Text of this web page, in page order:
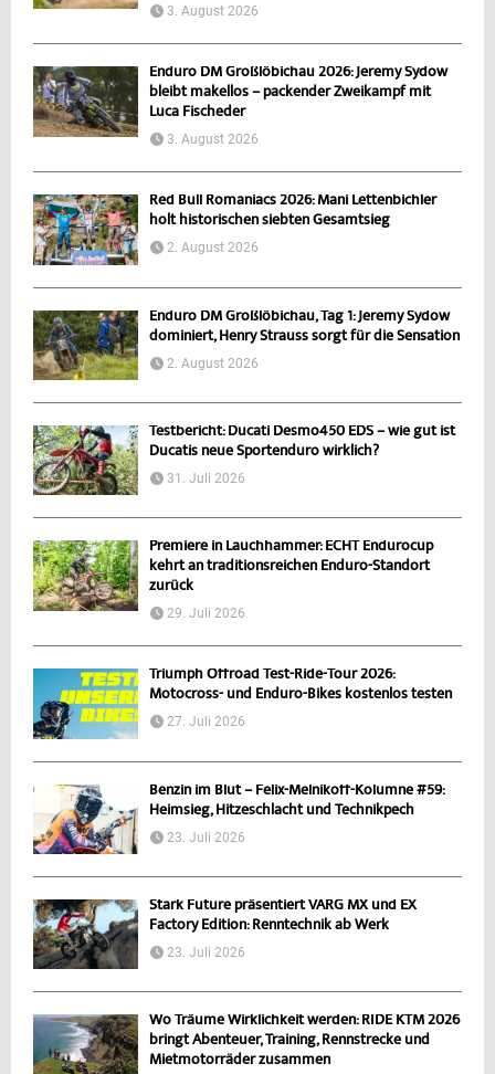
3. August 2026
Enduro DM Großlöbichau 2026: Jeremy Sydow
bleibt makellos – packender Zweikampf mit
Luca Fischeder
3. August 2026
Red Bull Romaniacs 2026: Mani Lettenbichler
holt historischen siebten Gesamtsieg
2. August 2026
Enduro DM Großlöbichau, Tag 1: Jeremy Sydow
dominiert, Henry Strauss sorgt für die Sensation
2. August 2026
Testbericht: Ducati Desmo450 EDS – wie gut ist
Ducatis neue Sportenduro wirklich?
31. Juli 2026
Premiere in Lauchhammer: ECHT Endurocup
kehrt an traditionsreichen Enduro-Standort
zurück
29. Juli 2026
Triumph Offroad Test-Ride-Tour 2026:
Motocross- und Enduro-Bikes kostenlos testen
27. Juli 2026
Benzin im Blut – Felix-Melnikoff-Kolumne #59:
Heimsieg, Hitzeschlacht und Technikpech
23. Juli 2026
Stark Future präsentiert VARG MX und EX
Factory Edition: Renntechnik ab Werk
23. Juli 2026
Wo Träume Wirklichkeit werden: RIDE KTM 2026
bringt Abenteuer, Training, Rennstrecke und
Mietmotorräder zusammen